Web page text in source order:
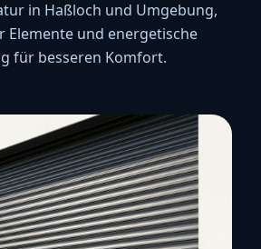
in Haßloch und Umgebung,
Elemente und energetische
für besseren Komfort.